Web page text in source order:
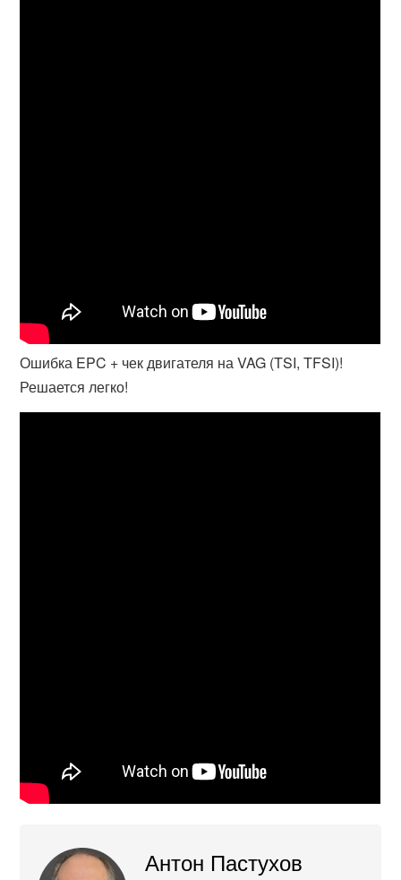
Ошибка EPC + чек двигателя на VAG (TSI, TFSI)!
Решается легко!
Антон Пастухов